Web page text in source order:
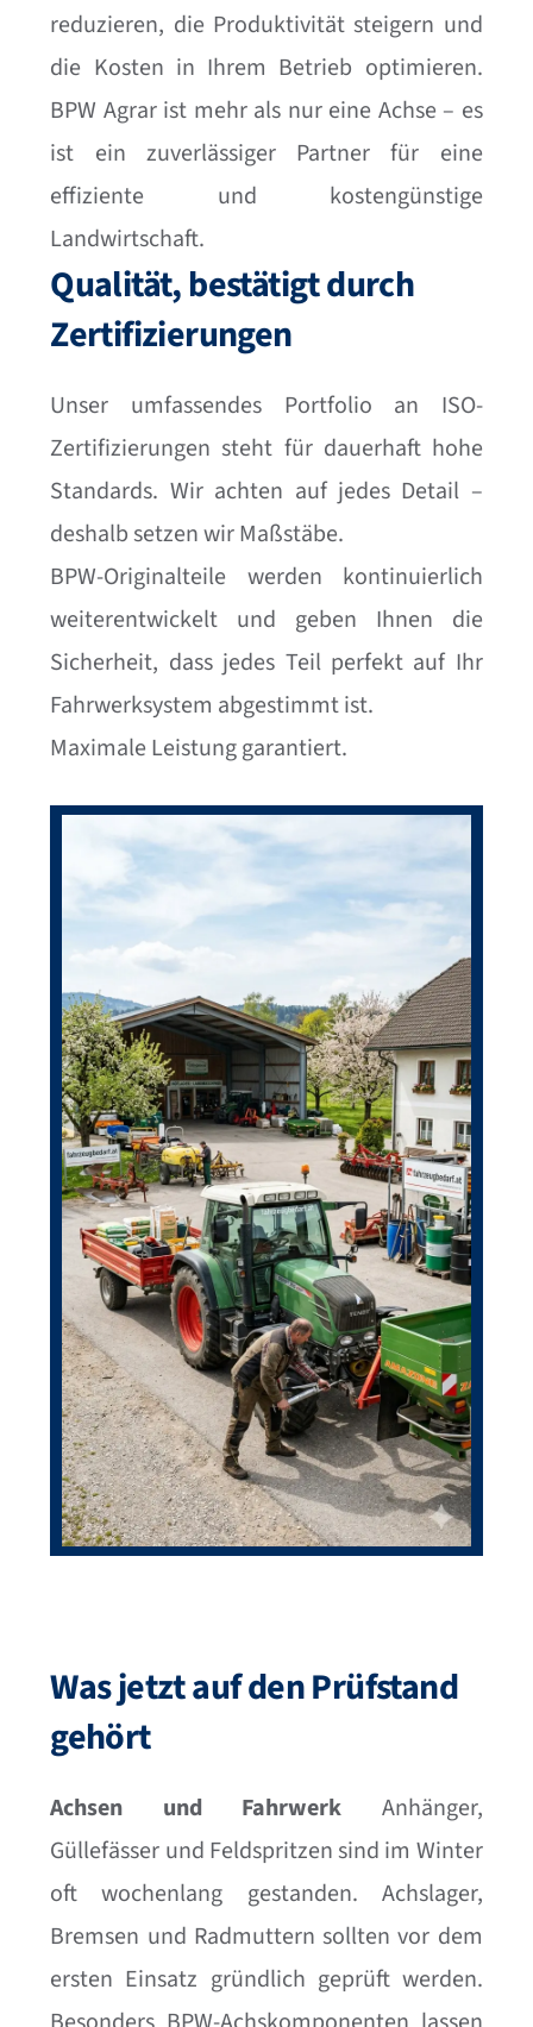
reduzieren, die Produktivität steigern und
die Kosten in Ihrem Betrieb optimieren.
BPW Agrar ist mehr als nur eine Achse – es
ist ein zuverlässiger Partner für eine
effiziente und kostengünstige
Landwirtschaft.
Qualität, bestätigt durch
Zertifizierungen
Unser umfassendes Portfolio an ISO-
Zertifizierungen steht für dauerhaft hohe
Standards. Wir achten auf jedes Detail –
deshalb setzen wir Maßstäbe.
BPW-Originalteile werden kontinuierlich
weiterentwickelt und geben Ihnen die
Sicherheit, dass jedes Teil perfekt auf Ihr
Fahrwerksystem abgestimmt ist.
Maximale Leistung garantiert.
Was jetzt auf den Prüfstand
gehört
Achsen und Fahrwerk Anhänger,
Güllefässer und Feldspritzen sind im Winter
oft wochenlang gestanden. Achslager,
Bremsen und Radmuttern sollten vor dem
ersten Einsatz gründlich geprüft werden.